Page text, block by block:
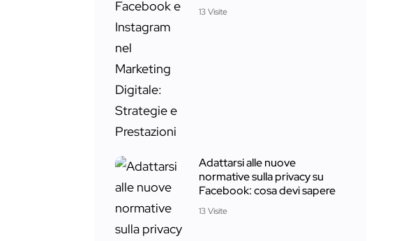
13 Visite
Adattarsi alle nuove
normative sulla privacy su
Facebook: cosa devi sapere
13 Visite